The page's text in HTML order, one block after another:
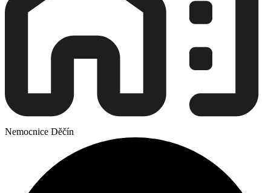
Nemocnice Děčín